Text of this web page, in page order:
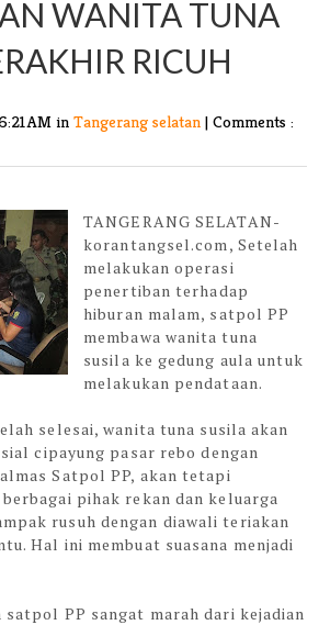
WANITA TUNA
RICUH
AM in Tangerang selatan | Comments :
TANGERANG SELATAN-
korantangsel.com, Setelah
melakukan operasi
penertiban terhadap
hiburan malam, satpol PP
membawa wanita tuna
susila ke gedung aula untuk
melakukan pendataan.
selesai, wanita tuna susila akan
cipayung pasar rebo dengan
Satpol PP, akan tetapi
pihak rekan dan keluarga
rusuh dengan diawali teriakan
Hal ini membuat suasana menjadi
satpol PP sangat marah dari kejadian